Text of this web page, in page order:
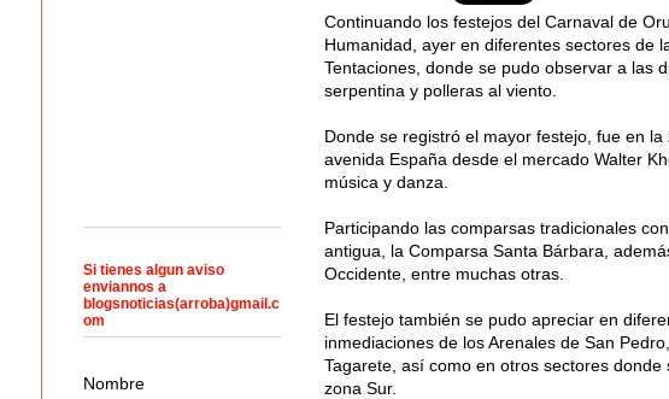
Continuando los festejos del Carnaval de
Humanidad, ayer en diferentes sectores de
Tentaciones, donde se pudo observar a las
serpentina y polleras al viento.
Donde se registró el mayor festejo, fue en
avenida España desde el mercado Walter
música y danza.
Participando las comparsas tradicionales
antigua, la Comparsa Santa Bárbara,
Occidente, entre muchas otras.
El festejo también se pudo apreciar en
inmediaciones de los Arenales de San
Tagarete, así como en otros sectores
zona Sur.
Si tienes algun aviso
enviannos a
blogsnoticias(arroba)gmail.c
om
Nombre